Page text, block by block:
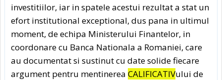
investitiilor, iar in spatele acestui rezultat a stat un
efort institutional exceptional, dus pana in ultimul
moment, de echipa Ministerului Finantelor, in
coordonare cu Banca Nationala a Romaniei, care
au documentat si sustinut cu date solide fiecare
argument pentru mentinerea CALIFICATIVului de